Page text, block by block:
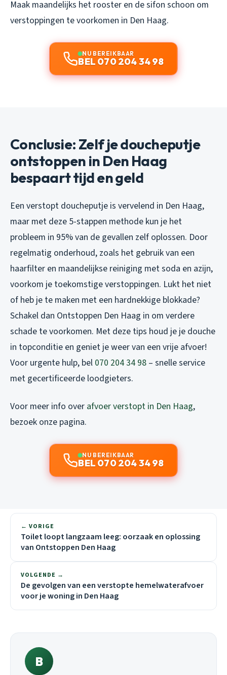
Maak maandelijks het rooster en de sifon schoon om
verstoppingen te voorkomen in Den Haag.
NU BEREIKBAAR
BEL 070 204 34 98
Conclusie: Zelf je doucheputje
ontstoppen in Den Haag
bespaart tijd en geld
Een verstopt doucheputje is vervelend in Den Haag,
maar met deze 5-stappen methode kun je het
probleem in 95% van de gevallen zelf oplossen. Door
regelmatig onderhoud, zoals het gebruik van een
haarfilter en maandelijkse reiniging met soda en azijn,
voorkom je toekomstige verstoppingen. Lukt het niet
of heb je te maken met een hardnekkige blokkade?
Schakel dan Ontstoppen Den Haag in om verdere
schade te voorkomen. Met deze tips houd je je douche
in topconditie en geniet je weer van een vrije afvoer!
Voor urgente hulp, bel 070 204 34 98 – snelle service
met gecertificeerde loodgieters.
Voor meer info over afvoer verstopt in Den Haag,
bezoek onze pagina.
NU BEREIKBAAR
BEL 070 204 34 98
← VORIGE
Toilet loopt langzaam leeg: oorzaak en oplossing
van Ontstoppen Den Haag
VOLGENDE →
De gevolgen van een verstopte hemelwaterafvoer
voor je woning in Den Haag
B